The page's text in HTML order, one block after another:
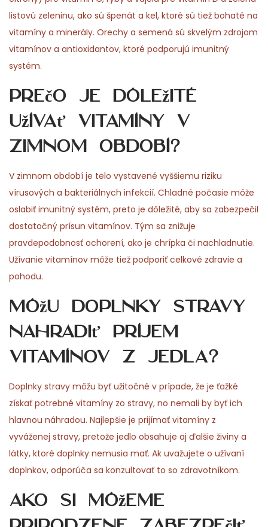
listovú zeleninu, ako sú špenát a kel, ktoré sú tiež bohaté na
vitamíny a minerály. Orechy a semená sú skvelým zdrojom
vitamínov a antioxidantov, ktoré podporujú imunitný
systém.
Prečo je dôležité
užívať vitamíny v
zimnom období?
V zimnom období je telo vystavené vyššiemu riziku
vírusových a bakteriálnych infekcií. Chladné počasie môže
oslabiť imunitný systém, preto je dôležité, aby sa zabezpečil
dostatočný prísun vitamínov. Tým sa znižuje
pravdepodobnosť ochorení, ako je chrípka či nachladnutie.
Užívanie vitamínov môže tiež podporiť celkové zdravie a
pohodu.
Môžu doplnky stravy
nahradiť príjem
vitamínov z jedla?
Doplnky stravy môžu byť užitočné v prípade, že je ťažké
získať potrebné vitamíny zo stravy, no nemali by byť ich
hlavnou náhradou. Najlepšie je prijímať vitamíny z
vyváženej stravy, pretože jedlo obsahuje aj ďalšie živiny a
látky, ktoré doplnky nemusia mať. Ak uvažujete o užívaní
doplnkov, odporúča sa konzultovať to so zdravotníkom.
Ako si môžeme